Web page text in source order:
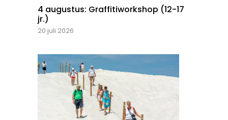
4 augustus: Graffitiworkshop (12-17
jr.)
20 juli 2026